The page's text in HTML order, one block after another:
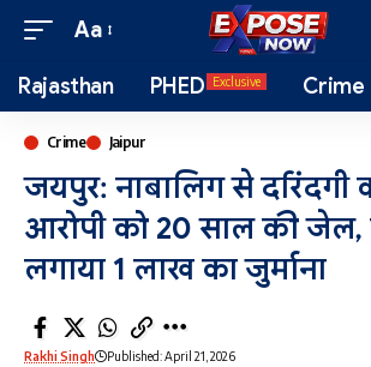
Aa
Rajasthan PHED Exclusive Crime
Crime Jaipur
जयपुर: नाबालिग से दरिंदगी
आरोपी को 20 साल की जेल,
लगाया 1 लाख का जुर्माना
Rakhi Singh Published: April 21, 2026